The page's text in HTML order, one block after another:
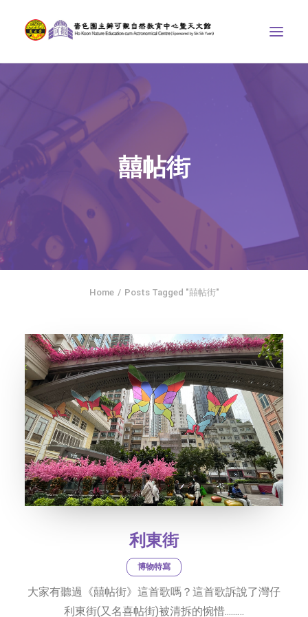
天文館
博物天地
比賽/專題計劃
聯絡我們
SEARCH
社交平台
字型大小
囍帖街
Home Posts Tagged "囍帖街"
利東街
博物特寫
大家有聽過《囍帖街》這首歌嗎？這首歌訴說了灣仔
利東街(又名喜帖街)被清拆的惋惜......…